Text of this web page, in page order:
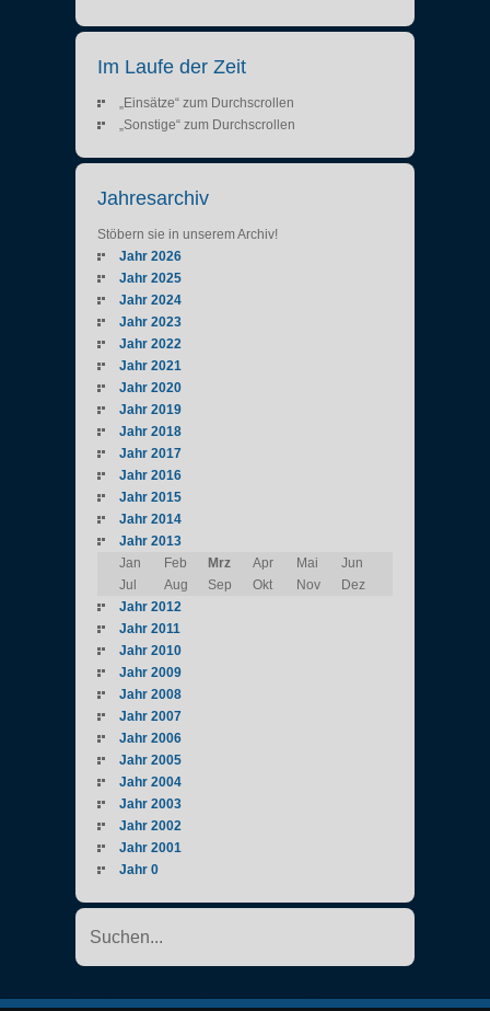
Im Laufe der Zeit
„Einsätze“ zum Durchscrollen
„Sonstige“ zum Durchscrollen
Jahresarchiv
Stöbern sie in unserem Archiv!
Jahr 2026
Jahr 2025
Jahr 2024
Jahr 2023
Jahr 2022
Jahr 2021
Jahr 2020
Jahr 2019
Jahr 2018
Jahr 2017
Jahr 2016
Jahr 2015
Jahr 2014
Jahr 2013
Jan
Feb Mrz Apr Mai
Jun
Jul
Aug Sep Okt Nov
Dez
Jahr 2012
Jahr 2011
Jahr 2010
Jahr 2009
Jahr 2008
Jahr 2007
Jahr 2006
Jahr 2005
Jahr 2004
Jahr 2003
Jahr 2002
Jahr 2001
Jahr 0